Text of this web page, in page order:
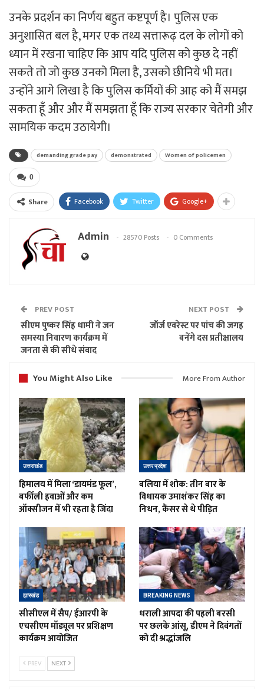
उनके प्रदर्शन का निर्णय बहुत कष्टपूर्ण है। पुलिस एक
अनुशासित बल है, मगर एक तथ्य सत्तारूढ़ दल के लोगों को
ध्यान में रखना चाहिए कि आप यदि पुलिस को कुछ दे नहीं
सकते तो जो कुछ उनको मिला है, उसको छीनिये भी मत।
उन्होंने आगे लिखा है कि पुलिस कर्मियों की आह को मैं समझ
सकता हूँ और और मैं समझता हूँ कि राज्य सरकार चेतेगी और
सामयिक कदम उठायेगी।
demanding grade pay demonstrated Women of policemen
0
Share Facebook Twitter Google+
Admin 28570 Posts 0 Comments
PREV POST
सीएम पुष्कर सिंह धामी ने जन
समस्या निवारण कार्यक्रम में
जनता से की सीधे संवाद
NEXT POST
जॉर्ज एवरेस्ट पर पांच की जगह
बनेंगे दस प्रतीक्षालय
You Might Also Like More From Author
उत्तराखंड
हिमालय में मिला ‘डायमंड फूल’,
बर्फीली हवाओं और कम
ऑक्सीजन में भी रहता है जिंदा
उत्तर प्रदेश
बलिया में शोक: तीन बार के
विधायक उमाशंकर सिंह का
निधन, कैंसर से थे पीड़ित
झारखंड
सीसीएल में सैप/ ईआरपी के
एचसीएम मॉड्यूल पर प्रशिक्षण
कार्यक्रम आयोजित
BREAKING NEWS
धराली आपदा की पहली बरसी
पर छलके आंसू, डीएम ने दिवंगतों
को दी श्रद्धांजलि
PREV NEXT